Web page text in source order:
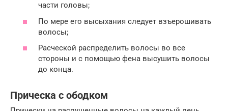
части головы;
По мере его высыхания следует взъерошивать
волосы;
Расческой распределить волосы во все
стороны и с помощью фена высушить волосы
до конца.
Прическа с ободком